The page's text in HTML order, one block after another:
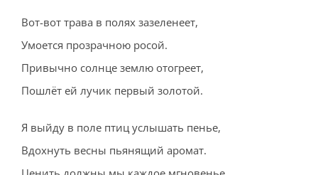
Вот-вот трава в полях зазеленеет,
Умоется прозрачною росой.
Привычно солнце землю отогреет,
Пошлёт ей лучик первый золотой.
Я выйду в поле птиц услышать пенье,
Вдохнуть весны пьянящий аромат.